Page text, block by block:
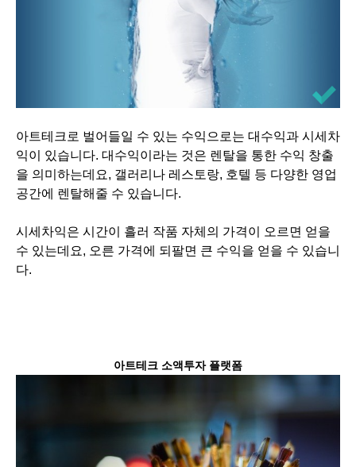
아트테크로 벌어들일 수 있는 수익으로는 대수익과 시세차
익이 있습니다. 대수익이라는 것은 렌탈을 통한 수익 창출
을 의미하는데요, 갤러리나 레스토랑, 호텔 등 다양한 영업
공간에 렌탈해줄 수 있습니다.
시세차익은 시간이 흘러 작품 자체의 가격이 오르면 얻을
수 있는데요, 오른 가격에 되팔면 큰 수익을 얻을 수 있습니
다.
아트테크 소액투자 플랫폼